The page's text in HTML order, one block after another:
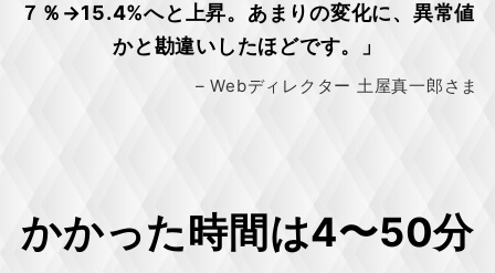
７％→15.4%へと上昇。あまりの変化に、異常値
かと勘違いしたほどです。」
– Webディレクター 土屋真一郎さま
かかった時間は4〜50分